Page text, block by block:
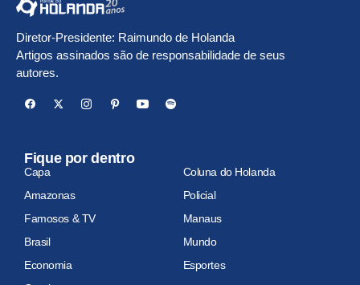
Diretor-Presidente: Raimundo de Holanda
Artigos assinados são de responsabilidade de seus
autores.
Fique por dentro
Capa
Coluna do Holanda
Amazonas
Policial
Famosos & TV
Manaus
Brasil
Mundo
Economia
Esportes